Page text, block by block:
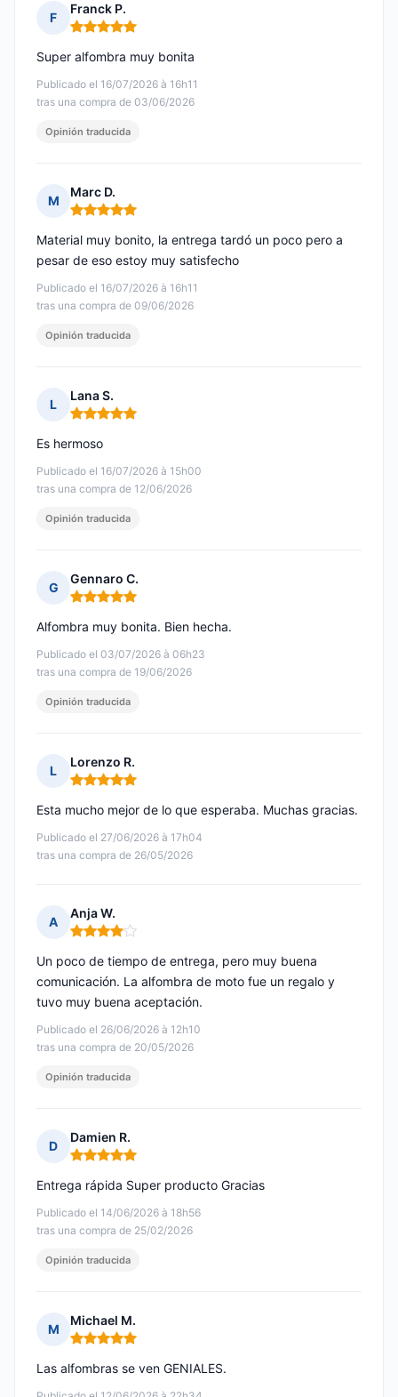
F
Franck P.
Nota: 5 de 5
Publicado el 16/07/2026 à 16h11
tras una compra de 03/06/2026
Super alfombra muy bonita
Opinión traducida
M
Marc D.
Nota: 5 de 5
Publicado el 16/07/2026 à 16h11
tras una compra de 09/06/2026
Material muy bonito, la entrega tardó un poco pero a
pesar de eso estoy muy satisfecho
Opinión traducida
L
Lana S.
Nota: 5 de 5
Publicado el 16/07/2026 à 15h00
tras una compra de 12/06/2026
Es hermoso
Opinión traducida
G
Gennaro C.
Nota: 5 de 5
Publicado el 03/07/2026 à 06h23
tras una compra de 19/06/2026
Alfombra muy bonita. Bien hecha.
Opinión traducida
L
Lorenzo R.
Nota: 5 de 5
Publicado el 27/06/2026 à 17h04
tras una compra de 26/05/2026
Esta mucho mejor de lo que esperaba. Muchas gracias.
A
Anja W.
Nota: 4 de 5
Publicado el 26/06/2026 à 12h10
tras una compra de 20/05/2026
Un poco de tiempo de entrega, pero muy buena
comunicación. La alfombra de moto fue un regalo y
tuvo muy buena aceptación.
Opinión traducida
D
Damien R.
Nota: 5 de 5
Publicado el 14/06/2026 à 18h56
tras una compra de 25/02/2026
Entrega rápida Super producto Gracias
Opinión traducida
M
Michael M.
Nota: 5 de 5
Las alfombras se ven GENIALES.